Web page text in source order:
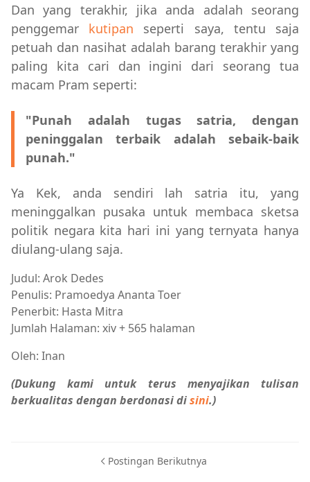
Dan yang terakhir, jika anda adalah seorang
penggemar kutipan seperti saya, tentu saja
petuah dan nasihat adalah barang terakhir yang
paling kita cari dan ingini dari seorang tua
macam Pram seperti:
"Punah adalah tugas satria, dengan
peninggalan terbaik adalah sebaik-baik
punah."
Ya Kek, anda sendiri lah satria itu, yang
meninggalkan pusaka untuk membaca sketsa
politik negara kita hari ini yang ternyata hanya
diulang-ulang saja.
Judul: Arok Dedes
Penulis: Pramoedya Ananta Toer
Penerbit: Hasta Mitra
Jumlah Halaman: xiv + 565 halaman
Oleh: Inan
(Dukung kami untuk terus menyajikan tulisan
berkualitas dengan berdonasi disini.)
Postingan Berikutnya